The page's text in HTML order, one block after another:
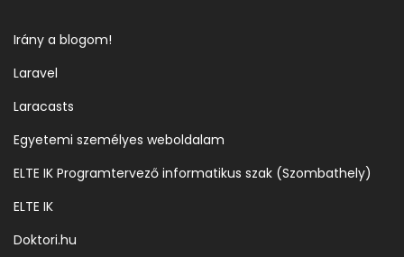
Irány a blogom!
Laravel
Laracasts
Egyetemi személyes weboldalam
ELTE IK Programtervező informatikus szak (Szombathely)
ELTE IK
Doktori.hu